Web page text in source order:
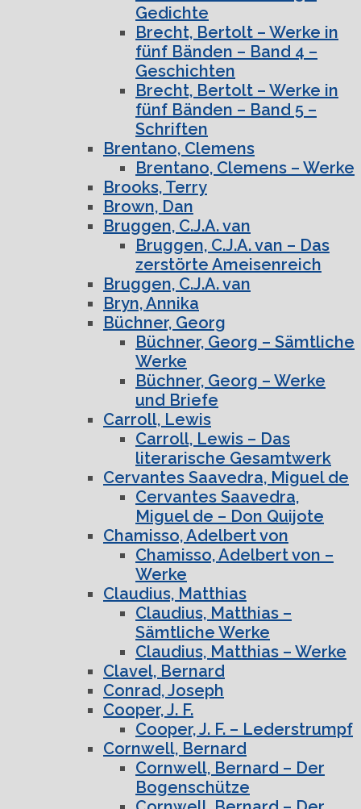
Gedichte
Brecht, Bertolt – Werke in
fünf Bänden – Band 4 –
Geschichten
Brecht, Bertolt – Werke in
fünf Bänden – Band 5 –
Schriften
Brentano, Clemens
Brentano, Clemens – Werke
Brooks, Terry
Brown, Dan
Bruggen, C.J.A. van
Bruggen, C.J.A. van – Das
zerstörte Ameisenreich
Bruggen, C.J.A. van
Bryn, Annika
Büchner, Georg
Büchner, Georg – Sämtliche
Werke
Büchner, Georg – Werke
und Briefe
Carroll, Lewis
Carroll, Lewis – Das
literarische Gesamtwerk
Cervantes Saavedra, Miguel de
Cervantes Saavedra,
Miguel de – Don Quijote
Chamisso, Adelbert von
Chamisso, Adelbert von –
Werke
Claudius, Matthias
Claudius, Matthias –
Sämtliche Werke
Claudius, Matthias – Werke
Clavel, Bernard
Conrad, Joseph
Cooper, J. F.
Cooper, J. F. – Lederstrumpf
Cornwell, Bernard
Cornwell, Bernard – Der
Bogenschütze